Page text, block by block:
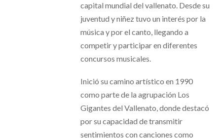
capital mundial del vallenato. Desde su
juventud y niñez tuvo un interés por la
música y por el canto, llegando a
competir y participar en diferentes
concursos musicales.
Inició su camino artístico en 1990
como parte de la agrupación Los
Gigantes del Vallenato, donde destacó
por su capacidad de transmitir
sentimientos con canciones como